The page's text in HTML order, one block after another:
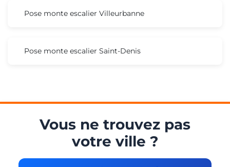
Pose monte escalier Villeurbanne
Pose monte escalier Saint-Denis
Vous ne trouvez pas
votre ville ?